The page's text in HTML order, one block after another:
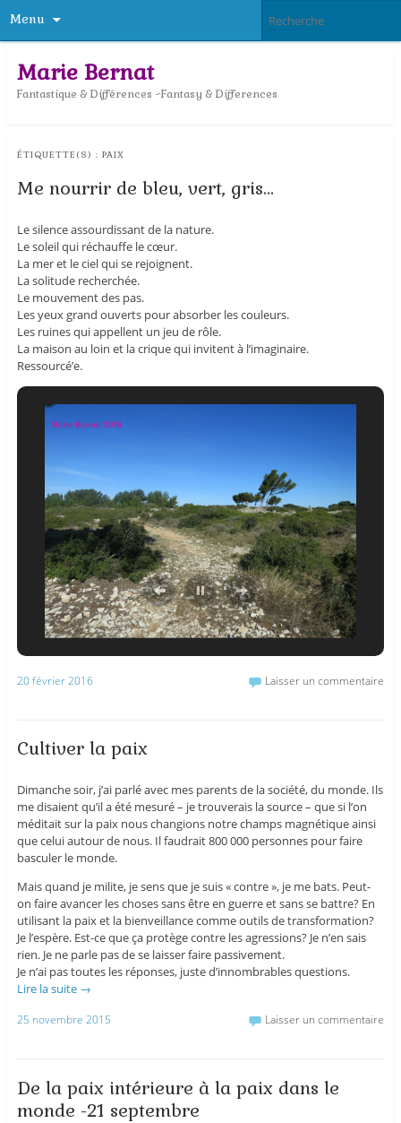
Menu
Marie Bernat
Fantastique & Différences ~Fantasy & Differences
ÉTIQUETTE(S) : PAIX
Me nourrir de bleu, vert, gris…
Le silence assourdissant de la nature.
Le soleil qui réchauffe le cœur.
La mer et le ciel qui se rejoignent.
La solitude recherchée.
Le mouvement des pas.
Les yeux grand ouverts pour absorber les couleurs.
Les ruines qui appellent un jeu de rôle.
La maison au loin et la crique qui invitent à l’imaginaire.
Ressourcé’e.
20 février 2016 Laisser un commentaire
Cultiver la paix
Dimanche soir, j’ai parlé avec mes parents de la société, du monde. Ils
me disaient qu’il a été mesuré – je trouverais la source – que si l’on
méditait sur la paix nous changions notre champs magnétique ainsi
que celui autour de nous. Il faudrait 800 000 personnes pour faire
basculer le monde.
Mais quand je milite, je sens que je suis « contre », je me bats. Peut-
on faire avancer les choses sans être en guerre et sans se battre? En
utilisant la paix et la bienveillance comme outils de transformation?
Je l’espère. Est-ce que ça protège contre les agressions? Je n’en sais
rien. Je ne parle pas de se laisser faire passivement.
Je n’ai pas toutes les réponses, juste d’innombrables questions.
Lire la suite →
25 novembre 2015 Laisser un commentaire
De la paix intérieure à la paix dans le
monde -21 septembre